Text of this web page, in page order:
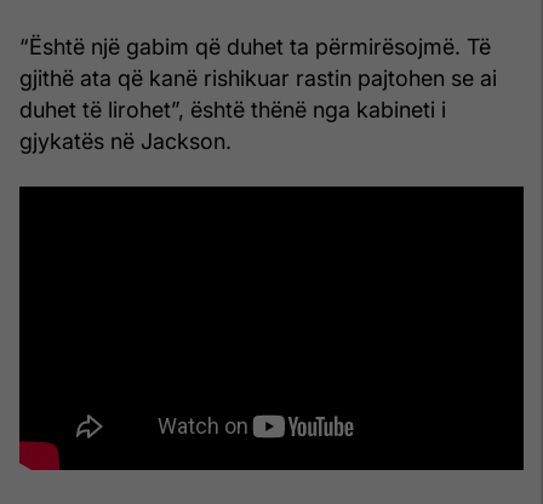
“Është një gabim që duhet ta përmirësojmë. Të
gjithë ata që kanë rishikuar rastin pajtohen se ai
duhet të lirohet”, është thënë nga kabineti i
gjykatës në Jackson.